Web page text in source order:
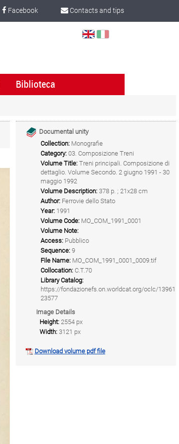
Contacts and tips
Facebook
Select
Biblioteca
Documental unity
Collection: Monografie
Category: 03. Composizione Treni
Volume Title: Treni principali. Composizione di
dettaglio. Volume Secondo. 2 giugno 1991 - 30
maggio 1992
Volume Description: 378 p. ; 21x28 cm
Author: Ferrovie dello Stato
Year: 1991
Volume Code: MO_COM_1991_0001
Volume Note:
Access: Pubblico
Sequence: 9
File Name: MO_COM_1991_0001_0009.tif
Collocation: C.T.70
Library Catalog:
https://fondazionefs.on.worldcat.org/oclc/13961
23577
Image Details
Height: 2554 px
Width: 3121 px
Download volume pdf file